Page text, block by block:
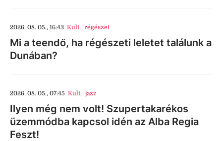
2026. 08. 05., 16:43 Kult, régészet
Mi a teendő, ha régészeti leletet találunk a
Dunában?
2026. 08. 05., 07:45 Kult, jazz
Ilyen még nem volt! Szupertakarékos
üzemmódba kapcsol idén az Alba Regia
Feszt!